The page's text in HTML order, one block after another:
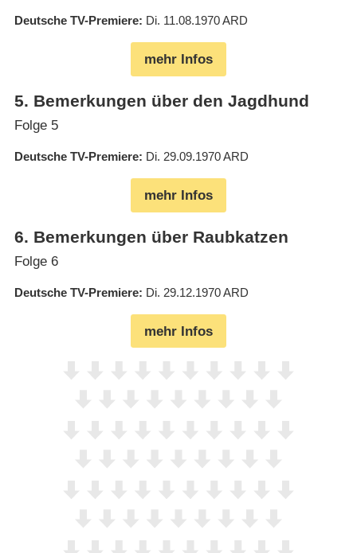
Deutsche TV-Premiere Di. 11.08.1970ARD
mehr Infos
5. Bemerkungen über den Jagdhund
Folge 5
Deutsche TV-Premiere Di. 29.09.1970ARD
mehr Infos
6. Bemerkungen über Raubkatzen
Folge 6
Deutsche TV-Premiere Di. 29.12.1970ARD
mehr Infos